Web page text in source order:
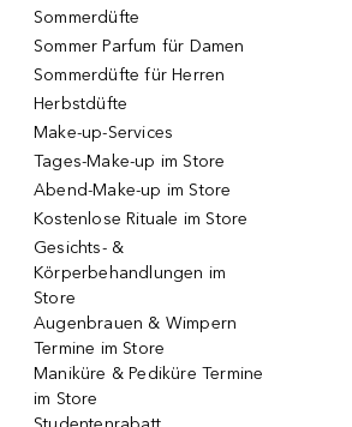
Sommerdüfte
Sommer Parfum für Damen
Sommerdüfte für Herren
Herbstdüfte
Make-up-Services
Tages-Make-up im Store
Abend-Make-up im Store
Kostenlose Rituale im Store
Gesichts- &
Körperbehandlungen im
Store
Augenbrauen & Wimpern
Termine im Store
Maniküre & Pediküre Termine
im Store